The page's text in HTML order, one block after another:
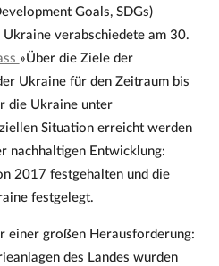
Goals, SDGs)
verabschiedete am 30.
»Über die Ziele der
Ukraine für den Zeitraum bis
die Ukraine unter
Situation erreicht werden
nachhaltigen Entwicklung:
2017 festgehalten und die
festgelegt.
einer großen Herausforderung:
des Landes wurden